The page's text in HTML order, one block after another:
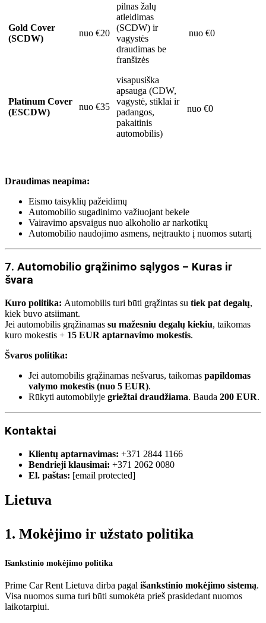
Gold Cover
(SCDW)
nuo €20
pilnas žalų
atleidimas
(SCDW) ir
vagystės
draudimas be
franšizės
nuo €0
Platinum Cover
(ESCDW)
nuo €35
visapusiška
apsauga (CDW,
vagystė, stiklai ir
padangos,
pakaitinis
automobilis)
nuo €0
Draudimas neapima:
Eismo taisyklių pažeidimų
Automobilio sugadinimo važiuojant bekele
Vairavimo apsvaigus nuo alkoholio ar narkotikų
Automobilio naudojimo asmens, neįtraukto į nuomos sutartį
7. Automobilio grąžinimo sąlygos – Kuras ir
švara
Kuro politika: Automobilis turi būti grąžintas su tiek pat degalų,
kiek buvo atsiimant.
Jei automobilis grąžinamas su mažesniu degalų kiekiu, taikomas
kuro mokestis + 15 EUR aptarnavimo mokestis.
Švaros politika:
Jei automobilis grąžinamas nešvarus, taikomas papildomas
valymo mokestis (nuo 5 EUR).
Rūkyti automobilyje griežtai draudžiama. Bauda 200 EUR.
Kontaktai
Klientų aptarnavimas: +371 2844 1166
Bendrieji klausimai: +371 2062 0080
El. paštas: [email protected]
Lietuva
1. Mokėjimo ir užstato politika
Išankstinio mokėjimo politika
Prime Car Rent Lietuva dirba pagal išankstinio mokėjimo sistemą.
Visa nuomos suma turi būti sumokėta prieš prasidedant nuomos
laikotarpiui.